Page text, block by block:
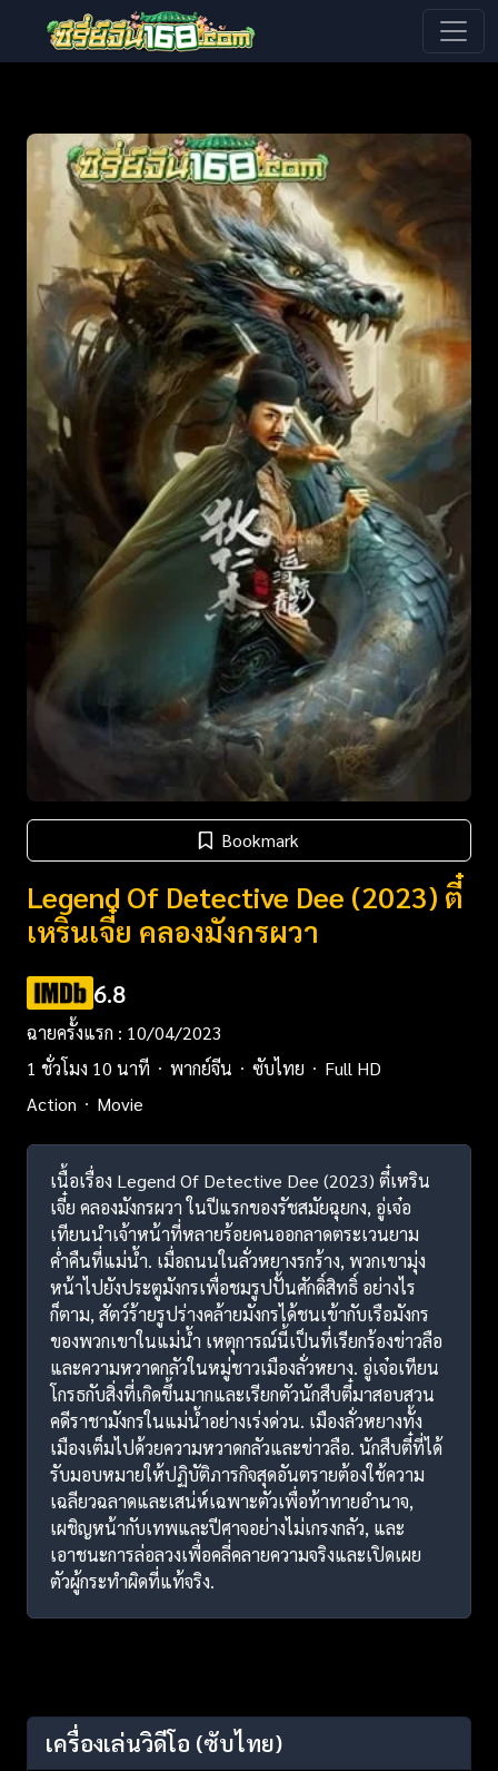
Bookmark
Legend Of Detective Dee (2023) ตี๋
เหรินเจี๋ย คลองมังกรผวา
6.8
ฉายครั้งแรก : 10/04/2023
1 ชั่วโมง 10 นาที
พากย์จีน ซับไทย
Full HD
Action
Movie
เนื้อเรื่อง Legend Of Detective Dee (2023) ตี๋เหริน
เจี๋ย คลองมังกรผวา ในปีแรกของรัชสมัยฉุยกง, อู่เจ๋อ
เทียนนำเจ้าหน้าที่หลายร้อยคนออกลาดตระเวนยาม
ค่ำคืนที่แม่น้ำ. เมื่อถนนในลั่วหยางรกร้าง, พวกเขามุ่ง
หน้าไปยังประตูมังกรเพื่อชมรูปปั้นศักดิ์สิทธิ์ อย่างไร
ก็ตาม, สัตว์ร้ายรูปร่างคล้ายมังกรได้ชนเข้ากับเรือมังกร
ของพวกเขาในแม่น้ำ เหตุการณ์นี้เป็นที่เรียกร้องข่าวลือ
และความหวาดกลัวในหมู่ชาวเมืองลั่วหยาง. อู่เจ๋อเทียน
โกรธกับสิ่งที่เกิดขึ้นมากและเรียกตัวนักสืบตี๋มาสอบสวน
คดีราชามังกรในแม่น้ำอย่างเร่งด่วน. เมืองลั่วหยางทั้ง
เมืองเต็มไปด้วยความหวาดกลัวและข่าวลือ. นักสืบตี๋ที่ได้
รับมอบหมายให้ปฏิบัติภารกิจสุดอันตรายต้องใช้ความ
เฉลียวฉลาดและเสน่ห์เฉพาะตัวเพื่อท้าทายอำนาจ,
เผชิญหน้ากับเทพและปีศาจอย่างไม่เกรงกลัว, และ
เอาชนะการล่อลวงเพื่อคลี่คลายความจริงและเปิดเผย
ตัวผู้กระทำผิดที่แท้จริง.
เครื่องเล่นวิดีโอ (ซับไทย)